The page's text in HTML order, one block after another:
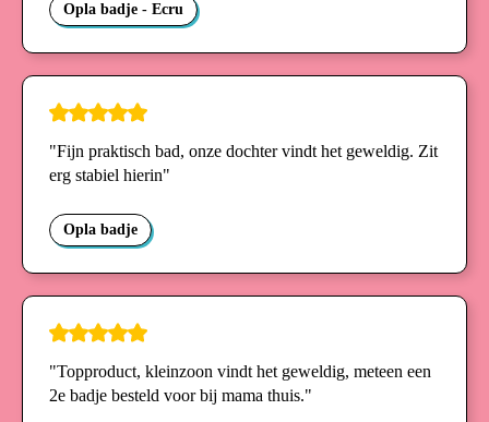
Opla badje - Ecru
"Fijn praktisch bad, onze dochter vindt het geweldig. Zit
erg stabiel hierin"
Opla badje
"Topproduct, kleinzoon vindt het geweldig, meteen een
2e badje besteld voor bij mama thuis."